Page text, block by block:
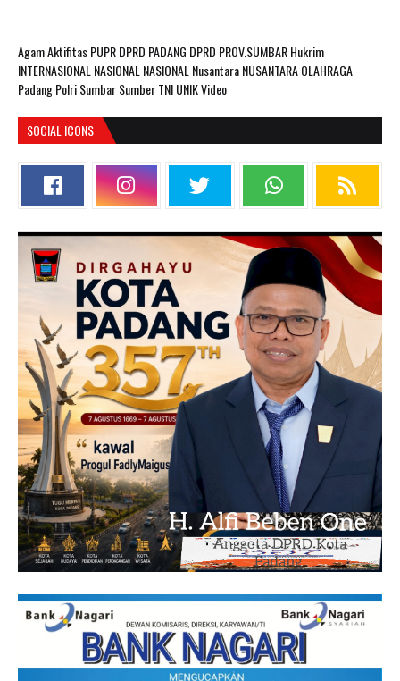
AgamAktifitas PUPRDPRD PADANG DPRD PROV.SUMBARHukrim
INTERNASIONAL NASIONAL NASIONAL NusantaraNUSANTARAOLAHRAGA
PadangPolriSumbarSumberTNIUNIKVideo
SOCIAL ICONS